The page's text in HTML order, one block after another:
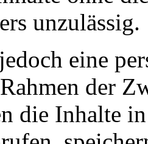
unzulässig.
eine
der
die Inhalte